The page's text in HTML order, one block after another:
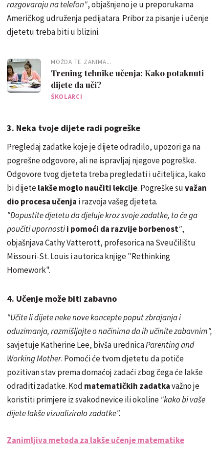
razgovaraju na telefon", objašnjeno je u preporukama
Američkog udruženja pedijatara. Pribor za pisanje i učenje
djetetu treba biti u blizini.
MOŽDA TE ZANIMA...
Trening tehnike učenja: Kako potaknuti
dijete da uči?
ŠKOLARCI
3. Neka tvoje dijete radi pogreške
Pregledaj zadatke koje je dijete odradilo, upozori ga na
pogrešne odgovore, ali ne ispravljaj njegove pogreške.
Odgovore tvog djeteta treba pregledati i učiteljica, kako
bi dijetelakše moglo naučiti lekcije. Pogreške suvažan
dio procesa učenja i razvoja vašeg djeteta.
"Dopustite djetetu da djeluje kroz svoje zadatke, to će ga
poučiti upornostii pomoći da razvije borbenost",
objašnjava Cathy Vatterott, profesorica na Sveučilištu
Missouri-St. Louis i autorica knjige "Rethinking
Homework".
4. Učenje može biti zabavno
"Učite li dijete neke nove koncepte poput zbrajanja i
oduzimanja, razmišljajte o načinima da ih učinite zabavnim",
savjetuje Katherine Lee, bivša urednicaParenting and
Working Mother. Pomoći će tvom djetetu da potiče
pozitivan stav prema domaćoj zadaći zbog čega će lakše
odraditi zadatke. Kod matematičkih zadatkavažno je
koristiti primjere iz svakodnevice ili okoline "kako bi vaše
dijete lakše vizualiziralo zadatke".
Zanimljiva metoda za lakše učenje matematike